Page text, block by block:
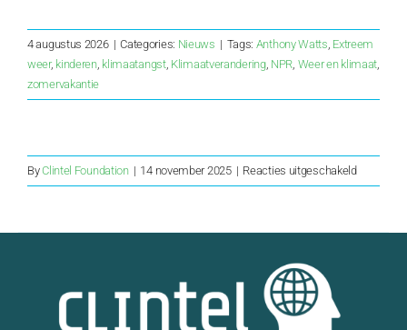
4 augustus 2026 | Categories: Nieuws | Tags: Anthony Watts Extreem
weer, kinderen, klimaatangst, Klimaatverandering, NPR Weer en klimaat
zomervakantie
ByClintel Foundation | 14 november 2025 | Reacties uitgeschakeldvoor
Dr.